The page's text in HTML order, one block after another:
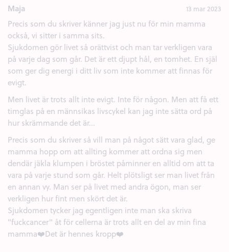
Maja 13 mar 2023
Precis som du skriver känner jag just nu för min mamma
också, vi sitter i samma sits.
Sjukdomen gör livet så orättvist och man tar verkligen vara
på varje dag som går. Det är ett djupt hål, en tomhet. En själ
som ger dig energi i ditt liv som inte kommer att finnas för
evigt.
Men livet är trots allt inte evigt. Inte för någon. Men att få ett
timglas på en männsikas livscykel kan jag inte sätta ord på
hur skrämmande det är...
Precis som du skriver så vill man på något sätt vara glad, ge
mamma hopp om att allting kommer att ordna sig men
dendär jäkla klumpen i bröstet påminner en alltid om att ta
vara på varje stund som går. Helt plötsligt ser man livet från
en annan vy. Man ser på livet med andra ögon, man ser
verkligen hur fint men skört det är.
Sjukdomen tycker jag egentligen inte man ska skriva
"fuckcancer" åt för cellerna är trots allt en del av min fina
mamma❤️Det är hennes kropp❤️